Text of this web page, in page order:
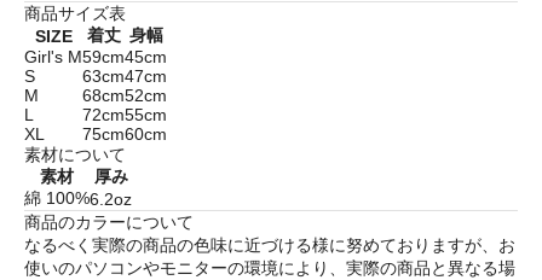
商品サイズ表
SIZE
着丈 身幅
Girl's M59cm45cm
S
63cm47cm
M
68cm52cm
L
72cm55cm
XL
75cm60cm
素材について
素材
厚み
綿 100%6.2oz
商品のカラーについて
なるべく実際の商品の色味に近づける様に努めておりますが、お
使いのパソコンやモニターの環境により、実際の商品と異なる場